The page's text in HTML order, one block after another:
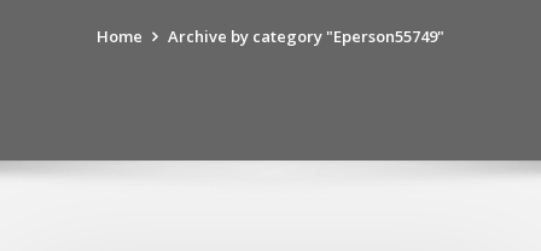
Home Archive by category "Eperson55749"